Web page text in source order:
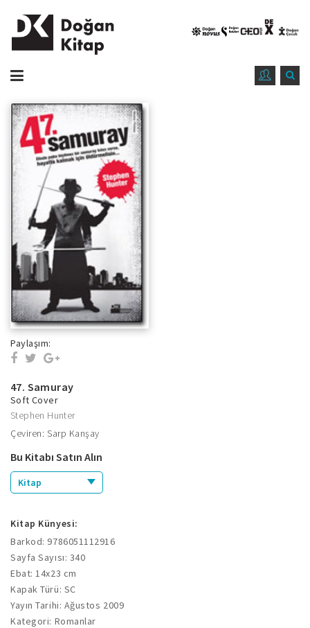
Paylaşım:
47. Samuray
Soft Cover
Stephen Hunter
Çeviren: Sarp Kanşay
Bu Kitabı Satın Alın
Kitap
Kitap Künyesi:
Barkod: 9786051112916
Sayfa Sayısı: 340
Ebat: 14x23 cm
Kapak Türü: SC
Yayın Tarihi: Ağustos 2009
Kategori: Romanlar